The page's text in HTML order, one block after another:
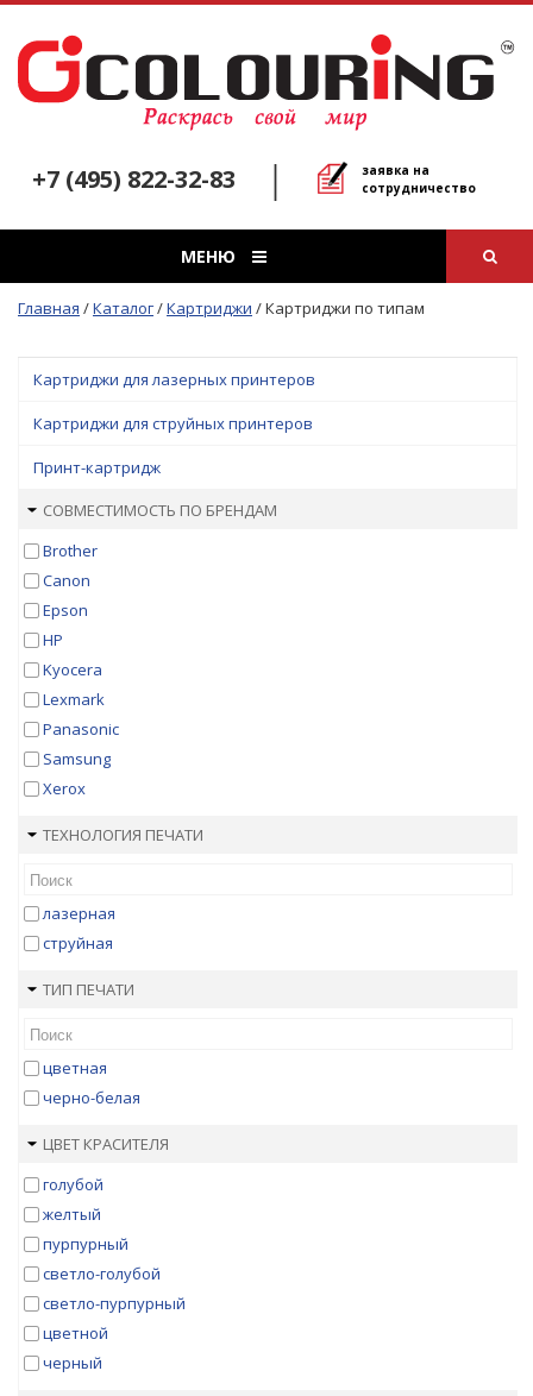
+7 (495) 822-32-83
заявка на
сотрудничество
МЕНЮ
Главная /Каталог/Картриджи /Картриджи по типам
Картриджи для лазерных принтеров
Картриджи для струйных принтеров
Принт-картридж
СОВМЕСТИМОСТЬ ПО БРЕНДАМ
Brother
Canon
Epson
HP
Kyocera
Lexmark
Panasonic
Samsung
Xerox
ТЕХНОЛОГИЯ ПЕЧАТИ
лазерная
струйная
ТИП ПЕЧАТИ
цветная
черно-белая
ЦВЕТ КРАСИТЕЛЯ
голубой
желтый
пурпурный
светло-голубой
светло-пурпурный
цветной
черный